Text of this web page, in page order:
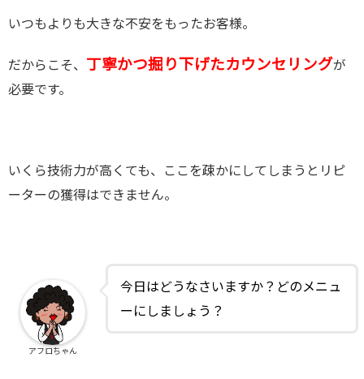
いつもよりも大きな不安をもったお客様。
だからこそ、 丁寧かつ掘り下げたカウンセリングが
必要です。
いくら技術力が高くても、ここを疎かにしてしまうとリピ
ーターの獲得はできません。
今日はどうなさいますか？どのメニュ
ーにしましょう？
アフロちゃん